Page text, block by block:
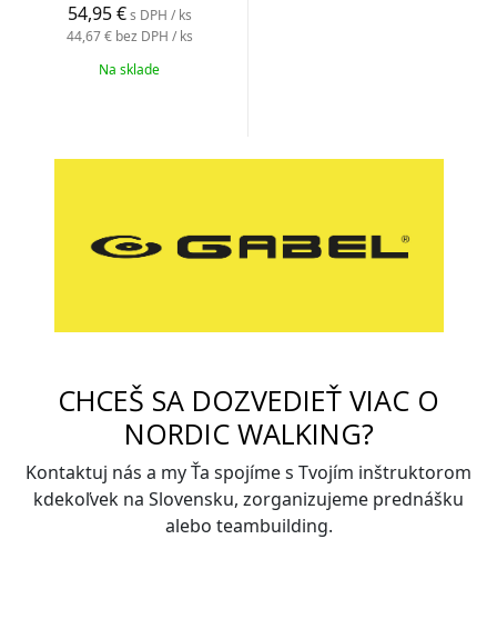
54,95 € s DPH / ks
44,67 € bez DPH / ks
Na sklade
CHCEŠ SA DOZVEDIEŤ VIAC O
NORDIC WALKING?
Kontaktuj nás a my Ťa spojíme s Tvojím inštruktorom
kdekoľvek na Slovensku, zorganizujeme prednášku
alebo teambuilding.